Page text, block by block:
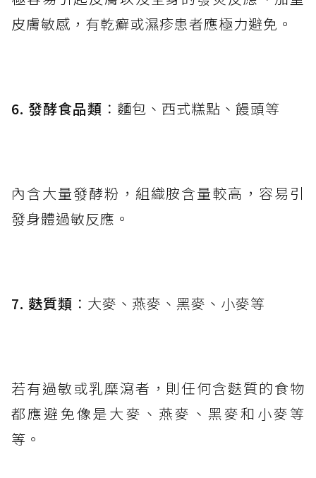
皮膚敏感，有乾癬或濕疹患者應極力避免。
6. 發酵食品類 ：麵包、西式糕點、饅頭等
內含大量發酵粉，組織胺含量較高，容易引
發身體過敏反應。
7. 麩質類 ：大麥、燕麥、黑麥、小麥等
若有過敏或乳糜瀉者，則任何含麩質的食物
都應避免像是大麥、燕麥、黑麥和小麥等
等。